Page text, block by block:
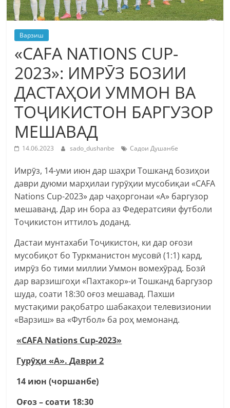
Варзиш
«CAFA NATIONS CUP-
2023»: ИМРӮЗ БОЗИИ
ДАСТАҲОИ УММОН ВА
ТОҶИКИСТОН БАРГУЗОР
МЕШАВАД
14.06.2023 sado_dushanbe Садои Душанбе
Имрӯз, 14-уми июн дар шаҳри Тошканд бозиҳои
даври дуюми марҳилаи гурӯҳии мусобиқаи «CAFA
Nations Cup-2023» дар чаҳоргонаи «А» баргузор
мешаванд. Дар ин бора аз Федератсияи футболи
Тоҷикистон иттилоъ доданд.
Дастаи мунтахаби Тоҷикистон, ки дар оғози
мусобиқот бо Туркманистон мусовӣ (1:1) кард,
имрӯз бо тими миллии Уммон вомехӯрад. Бозӣ
дар варзишгоҳи «Пахтакор»-и Тошканд баргузор
шуда, соати 18:30 оғоз мешавад. Пахши
мустақими рақобатро шабакаҳои телевизионии
«Варзиш» ва «Футбол» ба роҳ мемонанд.
«CAFA Nations Cup-2023»
Гурӯҳи «А».Даври 2
14 июн (чоршанбе)
Оғоз–соати 18:30